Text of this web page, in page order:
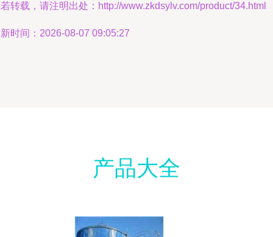
转载，请注明出处：http://www.zkdsylv.com/product/34.html
时间：2026-08-07 09:05:27
产品大全